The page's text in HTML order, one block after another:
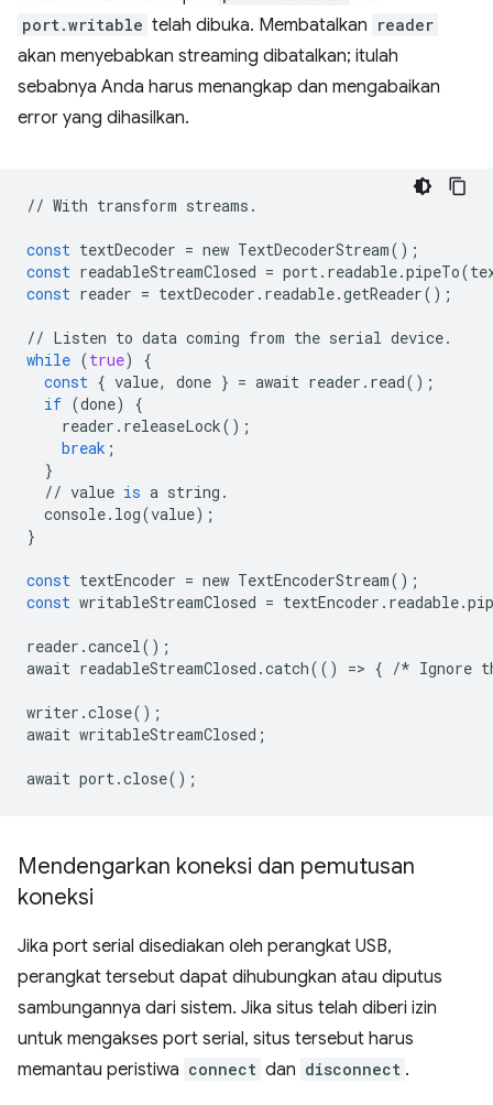
port.writable telah dibuka. Membatalkan reader
akan menyebabkan streaming dibatalkan; itulah
sebabnya Anda harus menangkap dan mengabaikan
error yang dihasilkan.
// With transform streams .
const textDecoder = new TextDecoderStream();
const readableStreamClosed = port. readable.pipeTo(
const reader = textDecoder . readable.getReader();
// Listen to data coming from the serial device.
while (true)
{
const { value, done } = await reader . read();
if (done)
{
reader . releaseLock();
break ;
}
// value is a string .
console. log(value);
}
const textEncoder = new TextEncoderStream();
const writableStreamClosed = textEncoder . readable.
reader .cancel();
await readableStreamClosed .catch(() => { /* Ignore
writer .close();
await writableStreamClosed ;
await port.close();
Mendengarkan koneksi dan pemutusan
koneksi
Jika port serial disediakan oleh perangkat USB,
perangkat tersebut dapat dihubungkan atau diputus
sambungannya dari sistem. Jika situs telah diberi izin
untuk mengakses port serial, situs tersebut harus
memantau peristiwa connect dan disconnect .